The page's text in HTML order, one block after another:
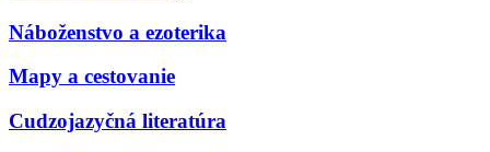
Náboženstvo a ezoterika
Mapy a cestovanie
Cudzojazyčná literatúra